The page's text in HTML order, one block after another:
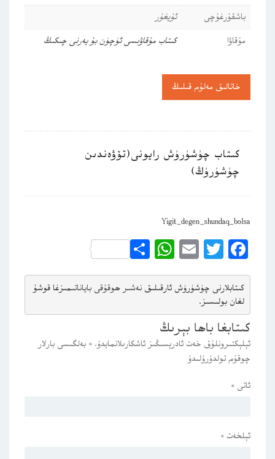
باشقۇرغۇچى
ئۇيغۇر
مۇقاۋا
كىتاب مۇقاۋىسى ئۈچۈن بۇ يەرنى چىكىڭ
خاتالىق مەلۇم قىلىڭ
كىتاب چۈشۈرۈش رايونى(تۆۋەندىن
چۈشۈرۈڭ)
Yigit_degen_shundaq_bolsa
Facebook
Twitter
Email
WhatsApp
Share
كىتابلارنى چۈشۈرۈش ئارقىلىق نەشىر ھوقۇقى باياناتىمىزغا قوشۇ
لغان بولىسىز.
كىتابغا باھا بېرىڭ
ئېلېكتىرونلۇق خەت ئادرېسىڭىز ئاشكارىلانمايدۇ. * بەلگىسى بارلار
چوقۇم تولدۇرۇلىدۇ
ئاتى *
ئېلخەت *